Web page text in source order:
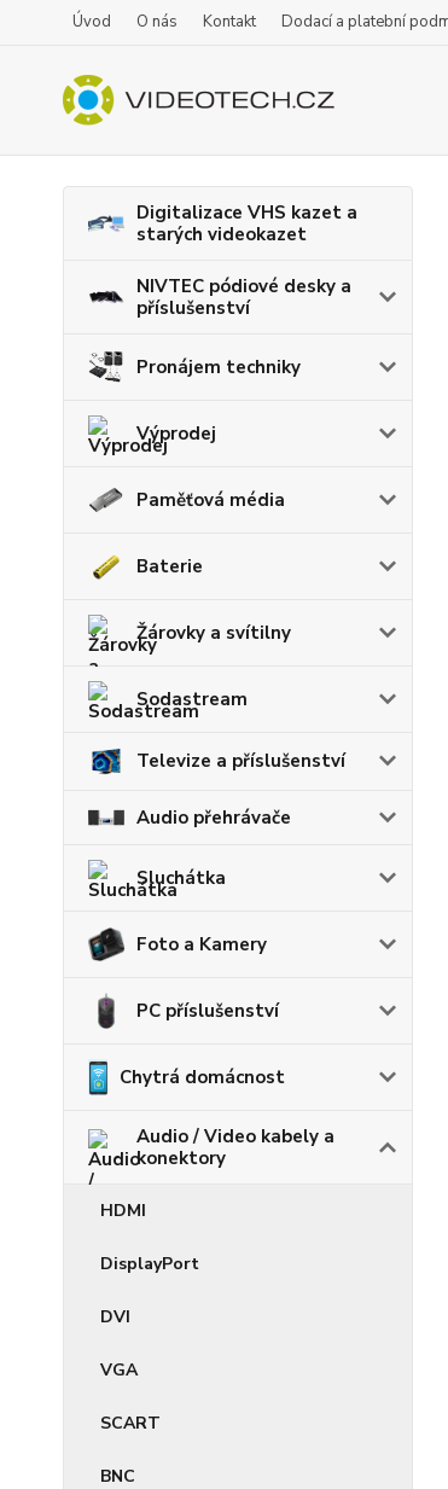
Úvod O nás Kontakt Dodací a platební
Digitalizace VHS kazet a
starých videokazet
NIVTEC pódiové desky a
příslušenství
Pronájem techniky
Výprodej
Paměťová média
Baterie
Žárovky a svítilny
Sodastream
Televize a příslušenství
Audio přehrávače
Sluchátka
Foto a Kamery
PC příslušenství
Chytrá domácnost
Audio / Video kabely a
konektory
HDMI
DisplayPort
DVI
VGA
SCART
BNC